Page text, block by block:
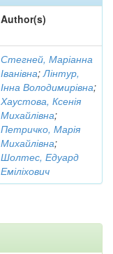
Author(s)
Стегней, Маріанна
Іванівна;Лінтур,
Інна Володимирівна;
Хаустова, Ксенія
Михайлівна;
Петричко, Марія
Михайлівна;
Шолтес, Едуард
Еміліхович